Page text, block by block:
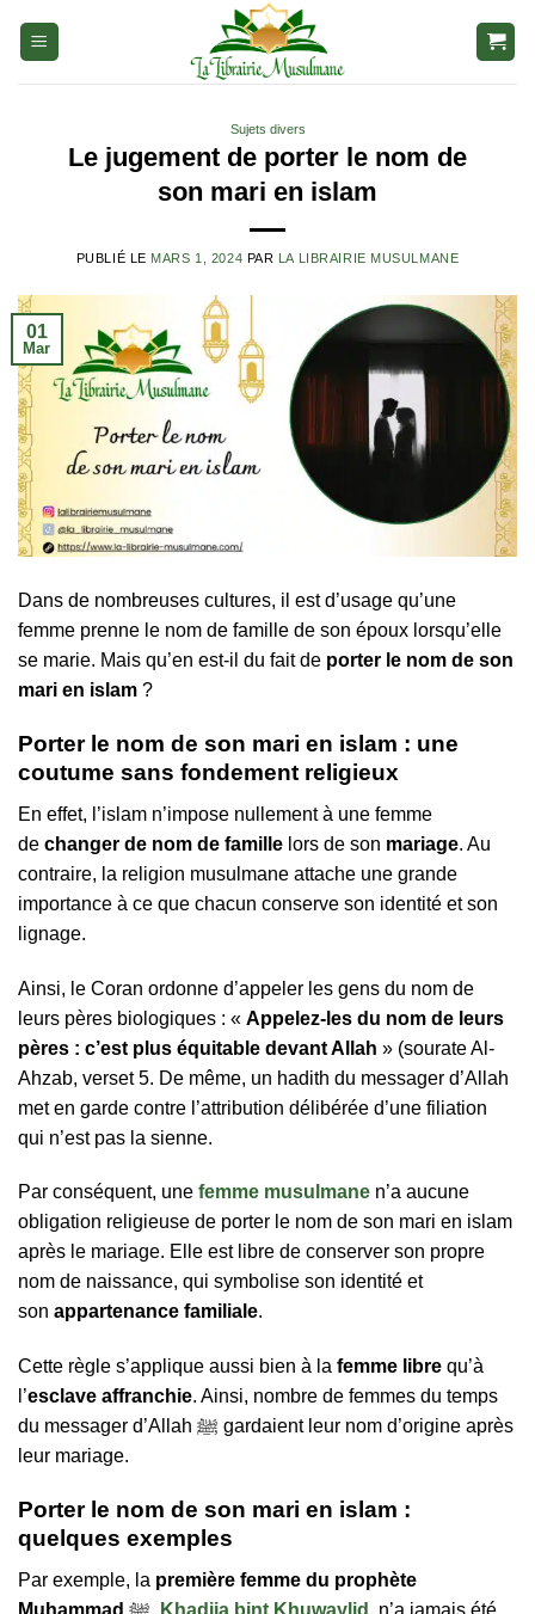
Sujets divers
Le jugement de porter le nom de
son mari en islam
PUBLIÉ LE MARS 1, 2024 PAR LA LIBRAIRIE MUSULMANE
01
Mar
Dans de nombreuses cultures, il est d’usage qu’une
femme prenne le nom de famille de son époux lorsqu’elle
se marie. Mais qu’en est-il du fait de porter le nom de son
mari en islam ?
Porter le nom de son mari en islam : une
coutume sans fondement religieux
En effet, l’islam n’impose nullement à une femme
de changer de nom de famille lors de son mariage. Au
contraire, la religion musulmane attache une grande
importance à ce que chacun conserve son identité et son
lignage.
Ainsi, le Coran ordonne d’appeler les gens du nom de
leurs pères biologiques : « Appelez-les du nom de leurs
pères : c’est plus équitable devant Allah » (sourate Al-
Ahzab, verset 5. De même, un hadith du messager d’Allah
met en garde contre l’attribution délibérée d’une filiation
qui n’est pas la sienne.
Par conséquent, une femme musulmane n’a aucune
obligation religieuse de porter le nom de son mari en islam
après le mariage. Elle est libre de conserver son propre
nom de naissance, qui symbolise son identité et
son appartenance familiale.
Cette règle s’applique aussi bien à la femme libre qu’à
l’esclave affranchie. Ainsi, nombre de femmes du temps
du messager d’Allah ﷺ gardaient leur nom d’origine après
leur mariage.
Porter le nom de son mari en islam :
quelques exemples
Par exemple, la première femme du prophète
Muhammad
ﷺ, Khadija bint Khuwaylid , n’a jamais été